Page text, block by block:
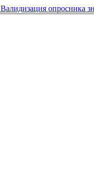
Валидизация опросника